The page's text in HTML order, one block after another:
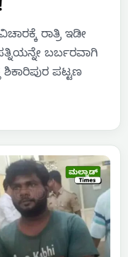
ರಾತ್ರಿ ಇಡೀ
ಬರ್ಬರವಾಗಿ
ಪಟ್ಟಣ